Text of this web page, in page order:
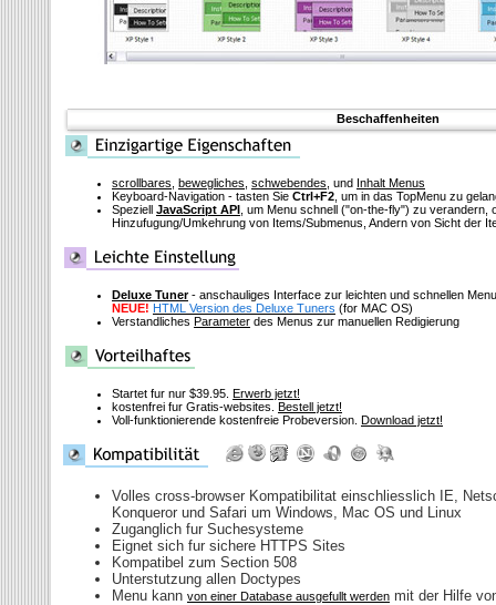
Beschaffenheiten
scrollbares bewegliches schwebendes , und Inhalt Menus
Keyboard-Navigation - tasten Sie Ctrl+F2 , um in das TopMenu zu
Speziell JavaScript API , um Menu schnell ("on-the-fly") zu verandern,
Hinzufugung/Umkehrung von Items/Submenus, Andern von Sicht der
Deluxe Tuner- anschauliges Interface zur leichten und schnellen
NEUE! HTML Version des Deluxe Tuners (for MAC OS)
Verstandliches Parameter des Menus zur manuellen Redigierung
Startet fur nur $39.95. Erwerb jetzt!
kostenfrei fur Gratis-websites. Bestell jetzt!
Voll-funktionierende kostenfreie Probeversion. Download jetzt!
Volles cross-browser Kompatibilitat einschliesslich IE,
Konqueror und Safari um Windows, Mac OS und Linux
Zuganglich fur Suchesysteme
Eignet sich fur sichere HTTPS Sites
Kompatibel zum Section 508
Unterstutzung allen Doctypes
Menu kann von einer Database ausgefullt werden mit der Hilfe